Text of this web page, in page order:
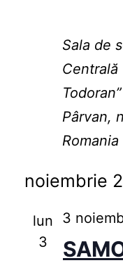
Sala de
Centrală
Pârvan,
Romania
noiembrie
lun
3
3